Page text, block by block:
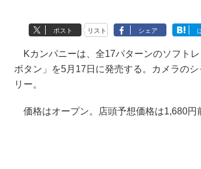
ポスト リスト シェア
Kカンパニーは、全17パターンのソフト
ボタン」を5月17日に発売する。カメラの
リー。
価格はオープン。店頭予想価格は1,680円